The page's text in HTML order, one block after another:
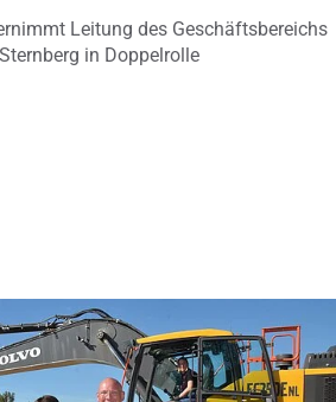
Leitung des Geschäftsbereichs
in Doppelrolle